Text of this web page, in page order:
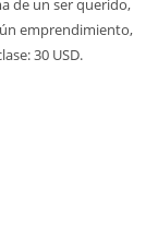
de un ser querido,
emprendimiento,
30 USD.